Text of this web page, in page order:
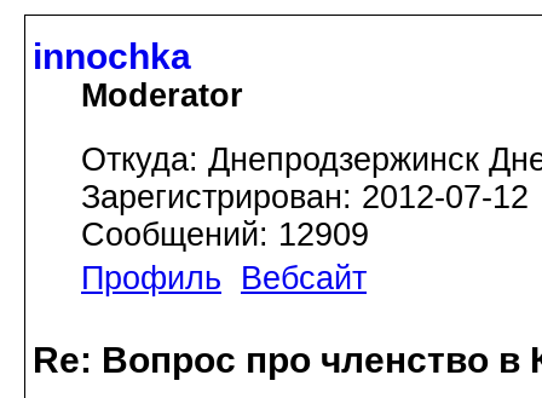
innochka
Moderator
Откуда: Днепродзержинск
Зарегистрирован: 2012-07-12
Сообщений: 12909
Профиль
Вебсайт
Re: Вопрос про членство в